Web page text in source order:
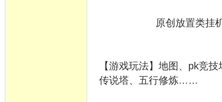
原创放置类挂机游戏
【游戏玩法】地图、pk竞
传说塔、五行修炼……